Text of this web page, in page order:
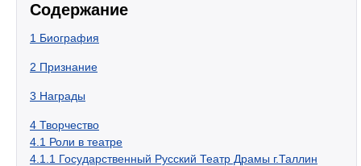
Содержание
1 Биография
2 Признание
3 Награды
4 Творчество
4.1 Роли в театре
4.1.1 Государственный Русский Театр Драмы г.Таллин